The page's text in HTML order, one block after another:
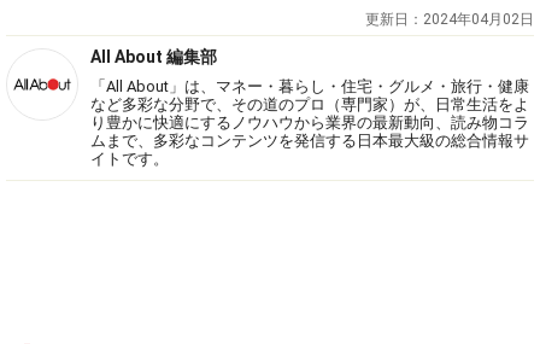
更新日： 2024年04月02日
All About 編集部
「All About」は、マネー・暮らし・住宅・グルメ・旅行・健康
など多彩な分野で、その道のプロ（専門家）が、日常生活をよ
り豊かに快適にするノウハウから業界の最新動向、読み物コラ
ムまで、多彩なコンテンツを発信する日本最大級の総合情報サ
イトです。